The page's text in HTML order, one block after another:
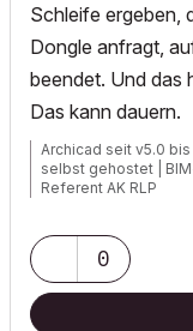
Schleife ergeben,
Dongle anfragt,
beendet. Und das
Das kann dauern.
Archicad seit v5.0
selbst gehostet |
Referent AK RLP
0